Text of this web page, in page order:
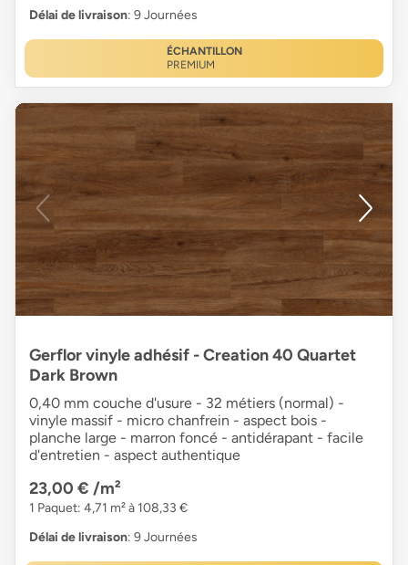
Délai de livraison: 9 Journées
ÉCHANTILLON
PREMIUM
Gerflor vinyle adhésif - Creation 40 Quartet
Dark Brown
0,40 mm couche d'usure - 32 métiers (normal) -
vinyle massif - micro chanfrein - aspect bois -
planche large - marron foncé - antidérapant - facile
d'entretien - aspect authentique
23,00 € /m²
1 Paquet: 4,71 m² à 108,33 €
Délai de livraison: 9 Journées